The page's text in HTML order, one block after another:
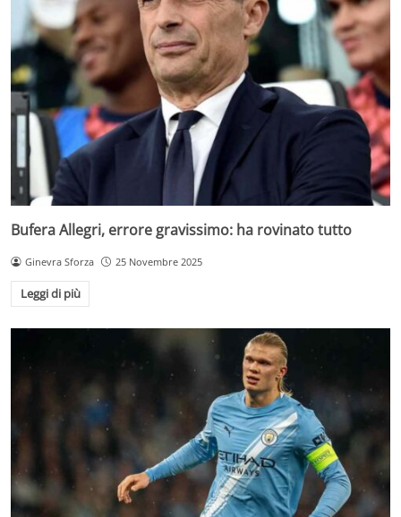
Bufera Allegri, errore gravissimo: ha rovinato tutto
Ginevra Sforza 25 Novembre 2025
Leggi di più